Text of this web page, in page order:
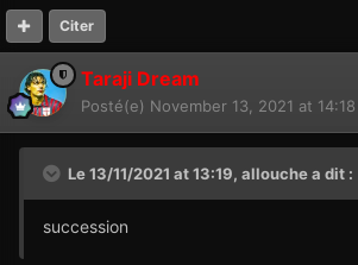
Citer
Taraji Dream
Posté(e) November 13, 2021 at 14:18
Le 13/11/2021 at 13:19, allouchea dit :
succession